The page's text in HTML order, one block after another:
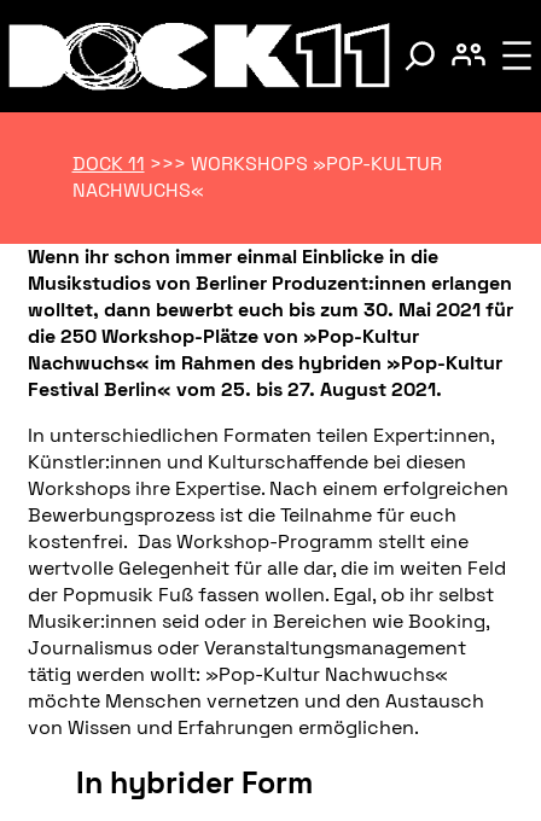
DOCK 11 >>> WORKSHOPS »POP-KULTUR
NACHWUCHS«
Wenn ihr schon immer einmal Einblicke in die
Musikstudios von Berliner Produzent:innen erlangen
wolltet, dann bewerbt euch bis zum 30. Mai 2021 für
die 250 Workshop-Plätze von »Pop-Kultur
Nachwuchs« im Rahmen des hybriden »Pop-Kultur
Festival Berlin« vom 25. bis 27. August 2021.
In unterschiedlichen Formaten teilen Expert:innen,
Künstler:innen und Kulturschaffende bei diesen
Workshops ihre Expertise. Nach einem erfolgreichen
Bewerbungsprozess ist die Teilnahme für euch
kostenfrei. Das Workshop-Programm stellt eine
wertvolle Gelegenheit für alle dar, die im weiten Feld
der Popmusik Fuß fassen wollen. Egal, ob ihr selbst
Musiker:innen seid oder in Bereichen wie Booking,
Journalismus oder Veranstaltungsmanagement
tätig werden wollt: »Pop-Kultur Nachwuchs«
möchte Menschen vernetzen und den Austausch
von Wissen und Erfahrungen ermöglichen.
In hybrider Form